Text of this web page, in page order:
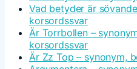
Vad betyder är
korsordssvar
Är Torrbollen –
korsordssvar
Är Zz Top – synonym,